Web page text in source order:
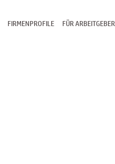
FÜR ARBEITGEBER
FIRMENPROFILE